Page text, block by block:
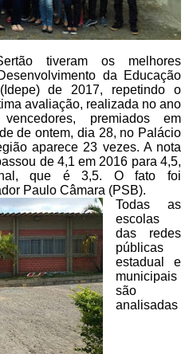
tiveram os melhores
da Educação
de 2017, repetindo o
avaliação, realizada no ano
premiados em
de ontem, dia 28, no Palácio
aparece 23 vezes. A nota
de 4,1 em 2016 para 4,5,
que é 3,5. O fato foi
Paulo Câmara (PSB).
Todas as
escolas
das redes
públicas
estadual e
municipais
são
analisadas